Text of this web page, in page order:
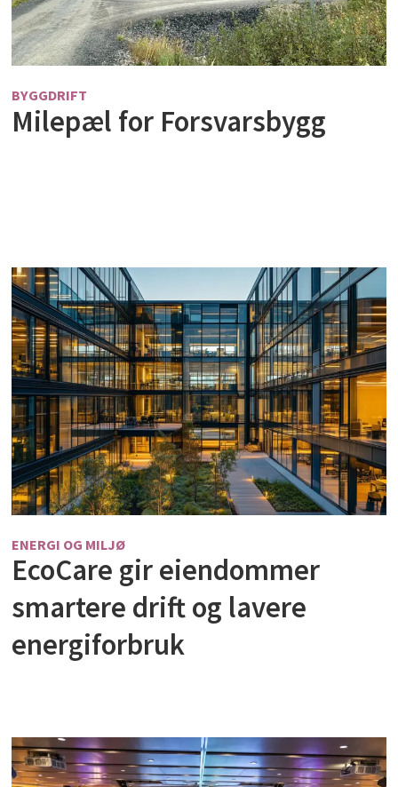
BYGGDRIFT
Milepæl for Forsvarsbygg
ENERGI OG MILJØ
EcoCare gir eiendommer
smartere drift og lavere
energiforbruk